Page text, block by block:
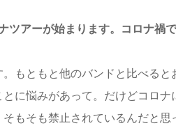
アーが始まります。コロナ禍
もともと他のバンドと比べると
に悩みがあって。だけどコロ
もそも禁止されているんだと